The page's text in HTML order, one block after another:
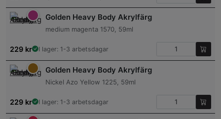
Golden Heavy Body Akrylfärg
medium magenta 1570, 59ml
229 kr I lager: 1-3 arbetsdagar
Golden Heavy Body Akrylfärg
Nickel Azo Yellow 1225, 59ml
229 kr I lager: 1-3 arbetsdagar